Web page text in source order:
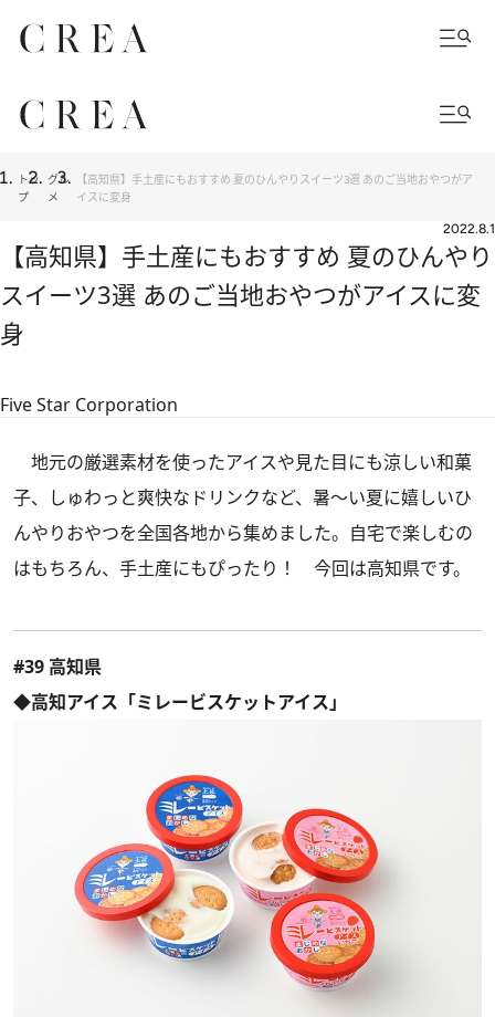
トッ
プ
グル
メ
【高知県】手土産にもおすすめ 夏のひんやりスイーツ3選 あのご当地おやつがア
イスに変身
2022.8.1
【高知県】手土産にもおすすめ 夏のひんやり
スイーツ3選 あのご当地おやつがアイスに変
身
Five Star Corporation
地元の厳選素材を使ったアイスや見た目にも涼しい和菓
子、しゅわっと爽快なドリンクなど、暑～い夏に嬉しいひ
んやりおやつを全国各地から集めました。自宅で楽しむの
はもちろん、手土産にもぴったり！ 今回は高知県です。
#39 高知県
◆高知アイス「ミレービスケットアイス」